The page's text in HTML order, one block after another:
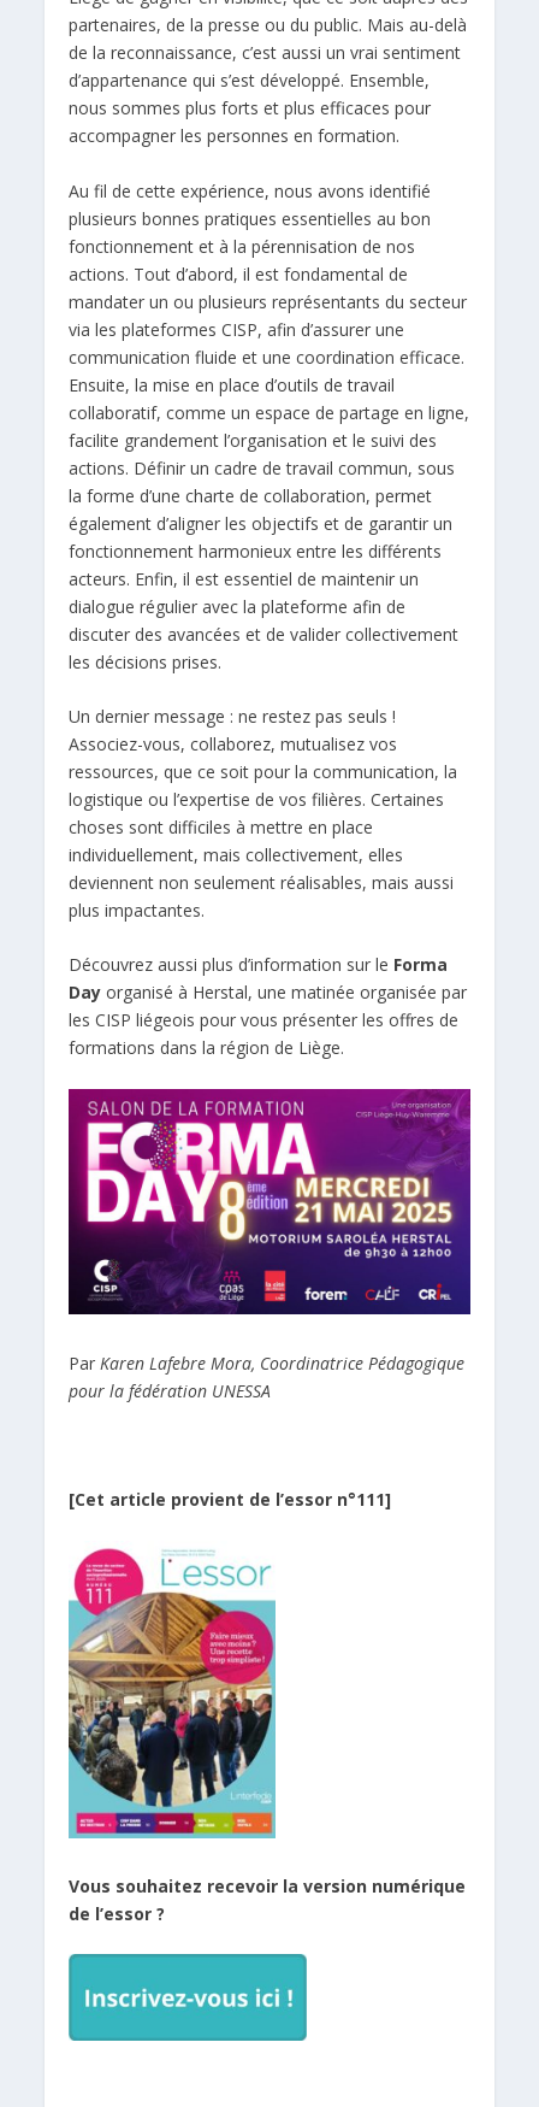
partenaires, de la presse ou du public. Mais au-delà
de la reconnaissance, c’est aussi un vrai sentiment
d’appartenance qui s’est développé. Ensemble,
nous sommes plus forts et plus efficaces pour
accompagner les personnes en formation.
Au fil de cette expérience, nous avons identifié
plusieurs bonnes pratiques essentielles au bon
fonctionnement et à la pérennisation de nos
actions. Tout d’abord, il est fondamental de
mandater un ou plusieurs représentants du secteur
via les plateformes CISP, afin d’assurer une
communication fluide et une coordination efficace.
Ensuite, la mise en place d’outils de travail
collaboratif, comme un espace de partage en ligne,
facilite grandement l’organisation et le suivi des
actions. Définir un cadre de travail commun, sous
la forme d’une charte de collaboration, permet
également d’aligner les objectifs et de garantir un
fonctionnement harmonieux entre les différents
acteurs. Enfin, il est essentiel de maintenir un
dialogue régulier avec la plateforme afin de
discuter des avancées et de valider collectivement
les décisions prises.
Un dernier message : ne restez pas seuls !
Associez-vous, collaborez, mutualisez vos
ressources, que ce soit pour la communication, la
logistique ou l’expertise de vos filières. Certaines
choses sont difficiles à mettre en place
individuellement, mais collectivement, elles
deviennent non seulement réalisables, mais aussi
plus impactantes.
Découvrez aussi plus d’information sur le Forma
Day organisé à Herstal, une matinée organisée par
les CISP liégeois pour vous présenter les offres de
formations dans la région de Liège.
Par Karen Lafebre Mora, Coordinatrice Pédagogique
pour la fédération UNESSA
[Cet article provient de l’essor n°111]
Vous souhaitez recevoir la version numérique
de l’essor ?